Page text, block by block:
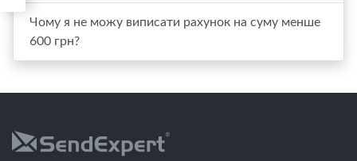
Чому я не можу виписати рахунок на суму менше
600 грн?